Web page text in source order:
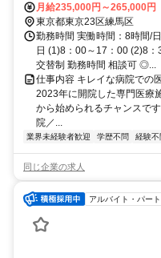
成増駅～バス約１０分 池袋
月給235,000円～265,000円
東京都東京23区練馬区
勤務時間 実働時間：8時間/
日 (1)8：00～17：00 (2)8
交替制 勤務時間 相談可 ◎...
仕事内容 キレイな病院での
2023年に開院した専門医療
から始められるチャンスで
院／...
業界未経験者歓迎 学歴不問 経験不
同じ企業の求人
アルバイト・パート